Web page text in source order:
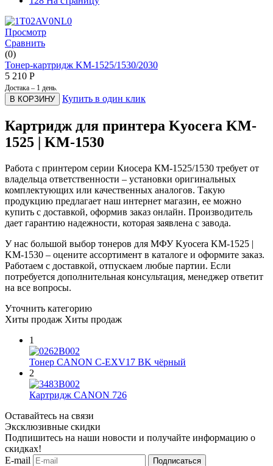
Просмотр
Сравнить
(0)
Тонер-картридж KM-1525/1530/2030
5 210 Р
Достака – 1 день.
В КОРЗИНУ Купить в один клик
Картридж для принтера Kyocera KM-
1525 | KM-1530
Работа с принтером серии Киосера КМ-1525/1530 требует от
владельца ответственности – установки оригинальных
комплектующих или качественных аналогов. Такую
продукцию предлагает наш интернет магазин, ее можно
купить с доставкой, оформив заказ онлайн. Производитель
дает гарантию надежности, которая заявлена с завода.
У нас большой выбор тонеров для МФУ Kyocera KM-1525 |
KM-1530 – оцените ассортимент в каталоге и оформите заказ.
Работаем с доставкой, отпускаем любые партии. Если
потребуется дополнительная консультация, менеджер ответит
на все вопросы.
Уточнить категорию
Хиты продаж Хиты продаж
1
Тонер CANON C-EXV17 BK чёрный
2
Картридж CANON 726
Оставайтесь на связи
Эксклюзивные скидки
Подпишитесь на наши новости и получайте информацию о
скидках!
E-mail
Подписаться